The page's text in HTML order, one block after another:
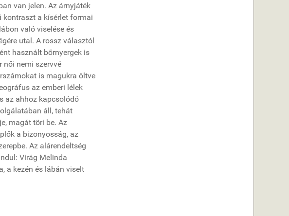
van jelen. Az árnyjáték
kontraszt a kísérlet formai
való viselése és
utal. A rossz választól
használt bőrnyergek is
női nemi szervvé
is magukra öltve
az emberi lélek
az ahhoz kapcsolódó
áll, tehát
magát töri be. Az
a bizonyosság, az
Az alárendeltség
Virág Melinda
a kezén és lábán viselt